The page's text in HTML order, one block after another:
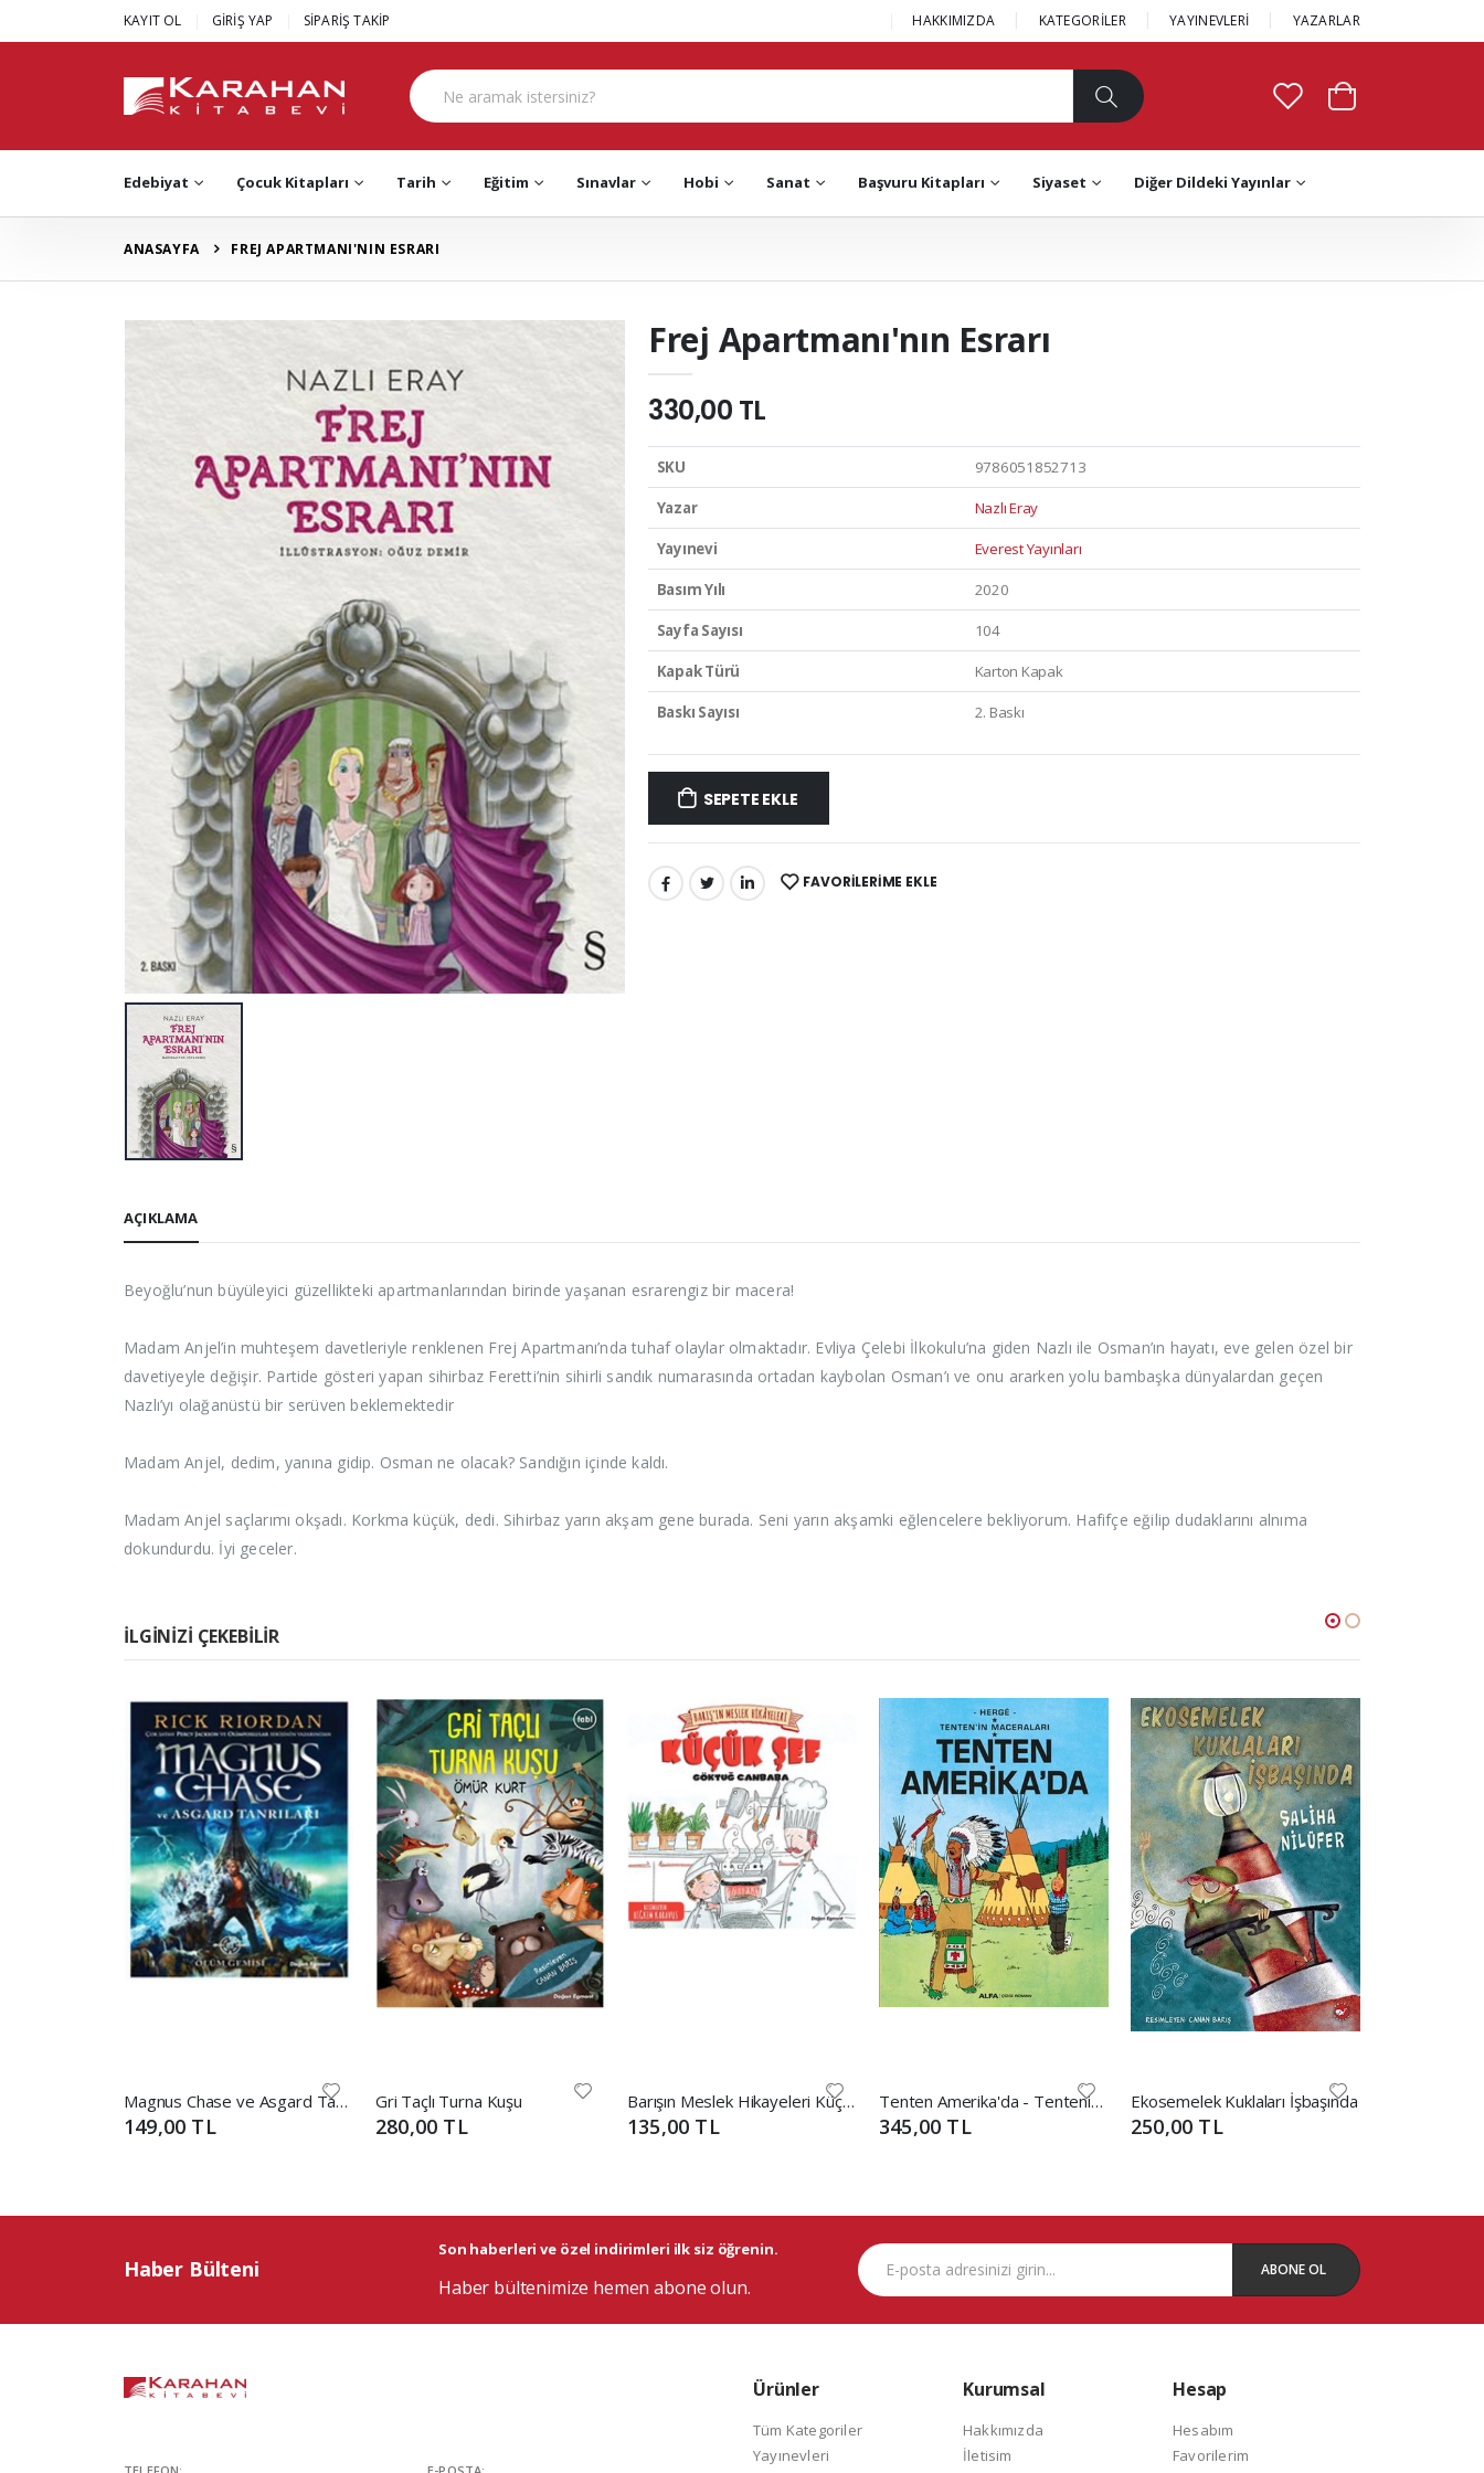
KAYIT OL GİRİŞ YAP SİPARİŞ TAKİP HAKKIMIZDA KATEGORİLER YAYINEVLERİ YAZARLAR
Edebiyat Çocuk Kitapları Tarih Eğitim Sınavlar Hobi Sanat Başvuru Kitapları Siyaset Diğer Dildeki Yayınlar
ANASAYFA FREJ APARTMANI'NIN ESRARI
Frej Apartmanı'nın Esrarı
330,00 TL
SKU 9786051852713
Yazar Nazlı Eray
Yayınevi Everest Yayınları
Basım Yılı 2020
Sayfa Sayısı 104
Kapak Türü Karton Kapak
Baskı Sayısı 2. Baskı
SEPETE EKLE
PAYLAŞ: FAVORILERIME EKLE
AÇIKLAMA
Beyoğlu’nun büyüleyici güzellikteki apartmanlarından birinde yaşanan esrarengiz bir macera!
Madam Anjel’in muhteşem davetleriyle renklenen Frej Apartmanı’nda tuhaf olaylar olmaktadır. Evliya Çelebi İlkokulu’na giden Nazlı ile Osman’ın hayatı, eve gelen özel bir
davetiyeyle değişir. Partide gösteri yapan sihirbaz Feretti’nin sihirli sandık numarasında ortadan kaybolan Osman’ı ve onu ararken yolu bambaşka dünyalardan geçen
Nazlı’yı olağanüstü bir serüven beklemektedir
Madam Anjel, dedim, yanına gidip. Osman ne olacak? Sandığın içinde kaldı.
Madam Anjel saçlarımı okşadı. Korkma küçük, dedi. Sihirbaz yarın akşam gene burada. Seni yarın akşamki eğlencelere bekliyorum. Hafifçe eğilip dudaklarını alnıma
dokundurdu. İyi geceler.
İLGINIZI ÇEKEBILIR
Magnus Chase ve Asgard Tanrıları 3 - Ölüm Gemisi
149,00 TL
Gri Taçlı Turna Kuşu
280,00 TL
Barışın Meslek Hikayeleri Küçük Şef
135,00 TL
Tenten Amerika'da - Tentenin Maceraları
345,00 TL
Ekosemelek Kuklaları İşbaşında
250,00 TL
Haber Bülteni
Son haberleri ve özel indirimleri ilk siz öğrenin.
Haber bültenimize hemen abone olun.
ABONE OL
Ürünler
Tüm Kategoriler
Yayınevleri
Kurumsal
Hakkımızda
İletisim
Hesap
Hesabım
Favorilerim